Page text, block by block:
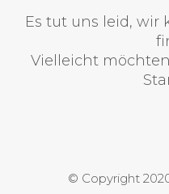
Es tut uns leid, wir
Vielleicht
© Copyright